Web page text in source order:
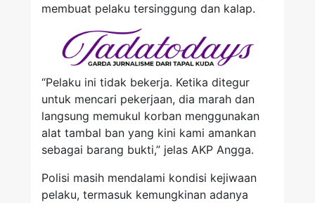
membuat pelaku tersinggung dan kalap.
“Pelaku ini tidak bekerja. Ketika ditegur
untuk mencari pekerjaan, dia marah dan
langsung memukul korban menggunakan
alat tambal ban yang kini kami amankan
sebagai barang bukti,” jelas AKP Angga.
Polisi masih mendalami kondisi kejiwaan
pelaku, termasuk kemungkinan adanya